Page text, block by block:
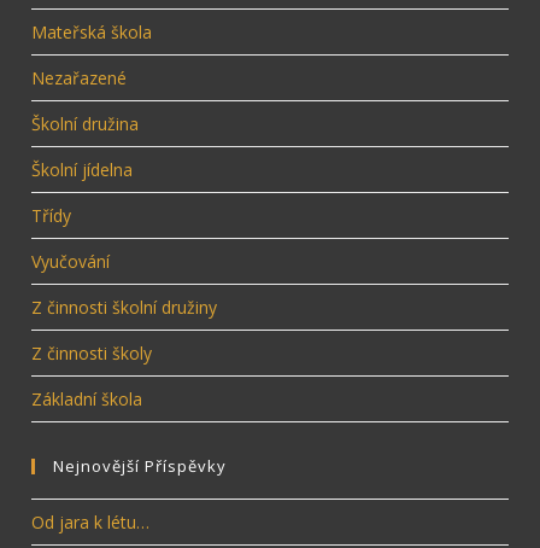
Mateřská škola
Nezařazené
Školní družina
Školní jídelna
Třídy
Vyučování
Z činnosti školní družiny
Z činnosti školy
Základní škola
Nejnovější Příspěvky
Od jara k létu…